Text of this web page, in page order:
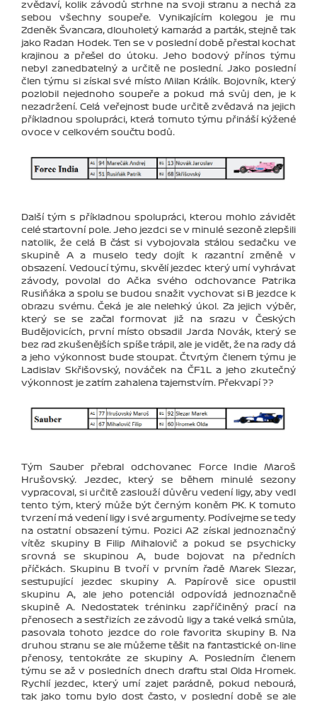
zvědaví, kolik závodů strhne na svoji stranu a nechá za
sebou všechny soupeře. Vynikajícím kolegou je mu
Zdeněk Švancara, dlouholetý kamarád a parťák, stejně tak
jako Radan Hodek. Ten se v poslední době přestal kochat
krajinou a přešel do útoku. Jeho bodový přínos týmu
nebyl zanedbatelný a určitě ne poslední. Jako poslední
člen týmu si získal své místo Milan Králík. Bojovník, který
pozlobil nejednoho soupeře a pokud má svůj den, je k
nezadržení. Celá veřejnost bude určitě zvědavá na jejich
příkladnou spolupráci, která tomuto týmu přináší kýžené
ovoce v celkovém součtu bodů.
Další tým s příkladnou spolupráci, kterou mohlo závidět
celé startovní pole. Jeho jezdci se v minulé sezoně zlepšili
natolik, že celá B část si vybojovala stálou sedačku ve
skupině A a muselo tedy dojít k razantní změně v
obsazení. Vedoucí týmu, skvělí jezdec který umí vyhrávat
závody, povolal do Ačka svého odchovance Patrika
Rusiňáka a spolu se budou snažit vychovat si B jezdce k
obrazu svému. Čeká je ale nelehký úkol. Za jejich výběr,
který se se začal formovat již na srazu v Českých
Budějovicích, první místo obsadil Jarda Novák, který se
bez rad zkušenějších spíše trápil, ale je vidět, že na rady dá
a jeho výkonnost bude stoupat. Čtvrtým členem týmu je
Ladislav Skřišovský, nováček na ČF1L a jeho zkutečný
výkonnost je zatím zahalena tajemstvím. Překvapí ??
Tým Sauber přebral odchovanec Force Indie Maroš
Hrušovský. Jezdec, který se během minulé sezony
vypracoval, si určitě zaslouží důvěru vedení ligy, aby vedl
tento tým, který může být černým koněm PK. K tomuto
tvrzení má vedení ligy i své argumenty. Podívejme se tedy
na ostatní obsazení týmu. Pozici A2 získal jednoznačný
vítěz skupiny B Filip Mihalovič a pokud se psychicky
srovná se skupinou A, bude bojovat na předních
příčkách. Skupinu B tvoří v prvním řadě Marek Slezar,
sestupující jezdec skupiny A. Papírově sice opustil
skupinu A, ale jeho potenciál odpovídá jednoznačně
skupině A. Nedostatek tréninku zapříčiněný prací na
přenosech a sestřizích ze závodů ligy a také velká smůla,
pasovala tohoto jezdce do role favorita skupiny B. Na
druhou stranu se ale můžeme těšit na fantastické on-line
přenosy, tentokráte ze skupiny A. Posledním členem
týmu se až v posledních dnech draftu stal Olda Hromek.
Rychlí jezdec, který umí zajet parádně, pokud nebourá,
tak jako tomu bylo dost často, v poslední době se ale